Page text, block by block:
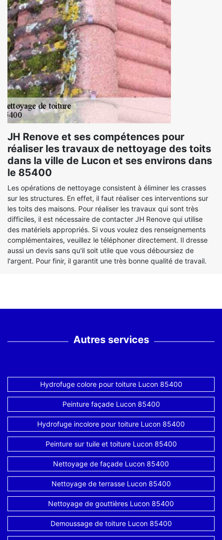
JH Renove et ses compétences pour
réaliser les travaux de nettoyage des toits
dans la ville de Lucon et ses environs dans
le 85400
Les opérations de nettoyage consistent à éliminer les crasses
sur les structures. En effet, il faut réaliser ces interventions sur
les toits des maisons. Pour réaliser les travaux qui sont très
difficiles, il est nécessaire de contacter JH Renove qui utilise
des matériels appropriés. Si vous voulez des renseignements
complémentaires, veuillez le téléphoner directement. Il dresse
aussi un devis sans qu'il soit utile que vous déboursiez de
l'argent. Pour finir, il garantit une très bonne qualité de travail.
Autres services
Hydrofuge colore pour toiture Lucon 85400
Peinture façade Lucon 85400
Hydrofuge incolore pour toiture Lucon 85400
Peinture sur tuile et toiture Lucon 85400
Nettoyage de façade Lucon 85400
Nettoyage de terrasse Lucon 85400
Nettoyage de gouttières Lucon 85400
Demoussage de toiture Lucon 85400